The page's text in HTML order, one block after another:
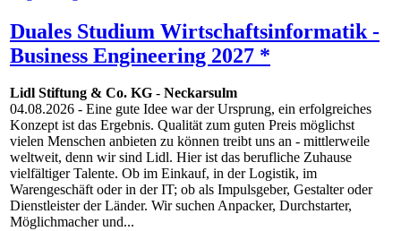
Duales Studium Wirtschaftsinformatik -
Business Engineering 2027 *
Lidl Stiftung & Co. KG - Neckarsulm
04.08.2026 - Eine gute Idee war der Ursprung, ein erfolgreiches
Konzept ist das Ergebnis. Qualität zum guten Preis möglichst
vielen Menschen anbieten zu können treibt uns an - mittlerweile
weltweit, denn wir sind Lidl. Hier ist das berufliche Zuhause
vielfältiger Talente. Ob im Einkauf, in der Logistik, im
Warengeschäft oder in der IT; ob als Impulsgeber, Gestalter oder
Dienstleister der Länder. Wir suchen Anpacker, Durchstarter,
Möglichmacher und...